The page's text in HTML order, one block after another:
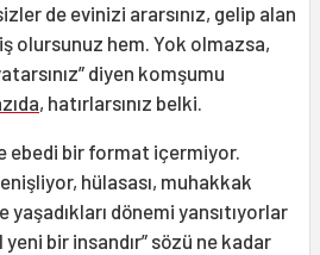
de evinizi ararsınız, gelip alan
olursunuz hem. Yok olmazsa,
diyen komşumu
, hatırlarsınız belki.
ebedi bir format içermiyor.
hülasası, muhakkak
dönemi yansıtıyorlar
bir insandır” sözü ne kadar